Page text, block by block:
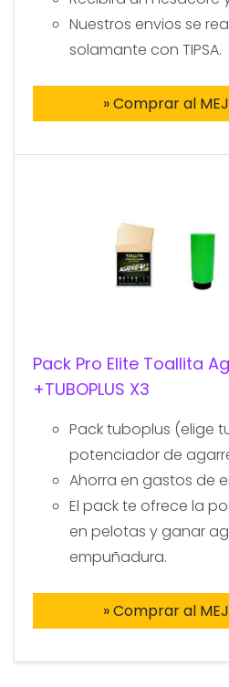
Nuestros envios se
solamante con TIPSA.
» Comprar al
Pack Pro Elite Toallita
+TUBOPLUS X3
Pack tuboplus (elige
potenciador de
Ahorra en gastos de
El pack te ofrece la
en pelotas y ganar
empuñadura.
» Comprar al